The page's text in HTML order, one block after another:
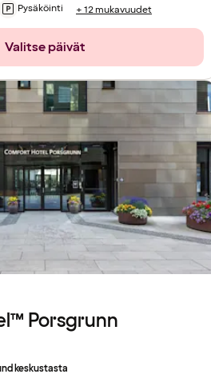
Pysäköinti + 12 mukavuudet
Valitse päivät
Porsgrunn
keskustasta